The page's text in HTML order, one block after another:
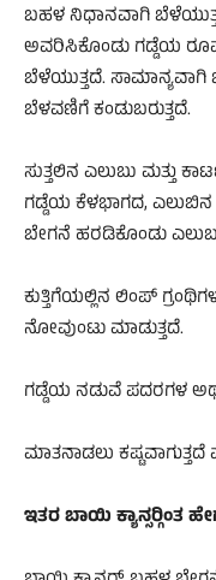
ಬಹಳ ನಿಧಾನವಾಗಿ
ಅವರಿಸಿಕೊಂಡು ಗಡ್ಡೆಯ
ಬೆಳೆಯುತ್ತದೆ.
ಬೆಳವಣಿಗೆ ಕಂಡುಬರುತ್ತದೆ.
ಸುತ್ತಲಿನ ಎಲುಬು ಮತ್ತು
ಗಡ್ಡೆಯ ಕೆಳಭಾಗದ,
ಬೇಗನೆ ಹರಡಿಕೊಂಡು
ಕುತ್ತಿಗೆಯಲ್ಲಿನ ಲಿಂಪ್
ನೋವುಂಟು ಮಾಡುತ್ತದೆ.
ಗಡ್ಡೆಯ ನಡುವೆ ಪದರಗಳ
ಮಾತನಾಡಲು ಕಷ್ಟವಾಗುತ್ತದೆ
ಇತರ ಬಾಯಿ ಕ್ಯಾನ್ಸರ್‍ಗಿಂತ